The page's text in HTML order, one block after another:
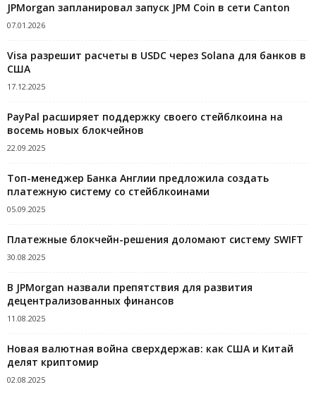
JPMorgan запланировал запуск JPM Coin в сети Canton
07.01.2026
Visa разрешит расчеты в USDC через Solana для банков в
США
17.12.2025
PayPal расширяет поддержку своего стейблкоина на
восемь новых блокчейнов
22.09.2025
Топ-менеджер Банка Англии предложила создать
платежную систему со стейблкоинами
05.09.2025
Платежные блокчейн-решения доломают систему SWIFT
30.08.2025
В JPMorgan назвали препятствия для развития
децентрализованных финансов
11.08.2025
Новая валютная война сверхдержав: как США и Китай
делят криптомир
02.08.2025